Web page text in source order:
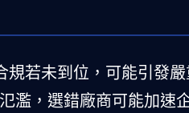
規若未到位，可能引發
濫，選錯廠商可能加速